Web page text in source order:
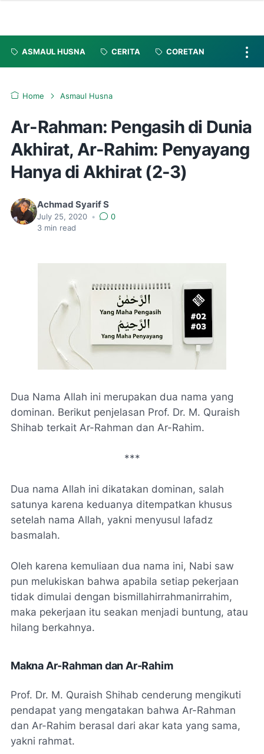
ASMAUL HUSNA CERITA CORETAN
Home Asmaul Husna
Ar-Rahman: Pengasih di Dunia
Akhirat, Ar-Rahim: Penyayang
Hanya di Akhirat (2-3)
Achmad Syarif S
July 25, 2020 •
0
3 min read
Dua Nama Allah ini merupakan dua nama yang
dominan. Berikut penjelasan Prof. Dr. M. Quraish
Shihab terkait Ar-Rahman dan Ar-Rahim.
***
Dua nama Allah ini dikatakan dominan, salah
satunya karena keduanya ditempatkan khusus
setelah nama Allah, yakni menyusul lafadz
basmalah.
Oleh karena kemuliaan dua nama ini, Nabi saw
pun melukiskan bahwa apabila setiap pekerjaan
tidak dimulai dengan bismillahirrahmanirrahim,
maka pekerjaan itu seakan menjadi buntung, atau
hilang berkahnya.
Makna Ar-Rahman dan Ar-Rahim
Prof. Dr. M. Quraish Shihab cenderung mengikuti
pendapat yang mengatakan bahwa Ar-Rahman
dan Ar-Rahim berasal dari akar kata yang sama,
yakni rahmat.